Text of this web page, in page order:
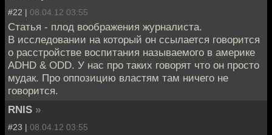
#22 | 08.04.12 03:55
Статья - плод воображения журналиста.
В исследовании на который он ссылается говорится
о расстройстве воспитания называемого в америке
ADHD & ODD. У нас про таких говорят что он просто
мудак. Про оппозицию властям там ничего не
говорится.
RNIS »
#23 | 08.04.12 03:55